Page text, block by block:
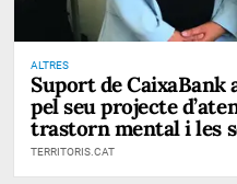
ALTRES
Suport de
pel seu projecte
trastorn mental i les
TERRITORIS.CAT